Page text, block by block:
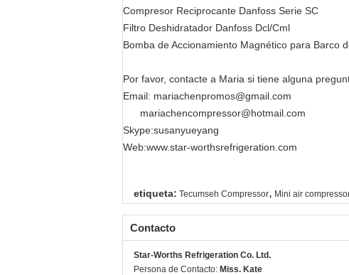
Compresor Reciprocante Danfoss Serie SC
Filtro Deshidratador Danfoss Dcl/Cml
Bomba de Accionamiento Magnético para Barco
Por favor, contacte a Maria si tiene alguna
Email: mariachenpromos@gmail.com
mariachencompressor@hotmail.com
Skype:susanyueyang
Web:www.star-worthsrefrigeration.com
etiqueta: Tecumseh Compressor, Mini air
Contacto
Star-Worths Refrigeration Co. Ltd.
Persona de Contacto: Miss. Kate